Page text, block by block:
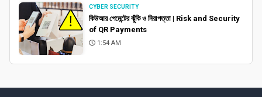
CYBER SECURITY
কিউআর পেমেন্টের ঝুঁকি ও নিরাপত্তা | Risk and Security
of QR Payments
1:54 AM